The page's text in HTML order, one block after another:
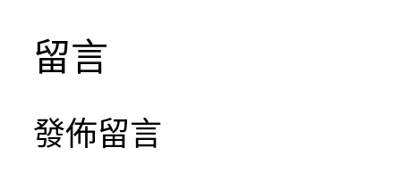
留言
發佈留言